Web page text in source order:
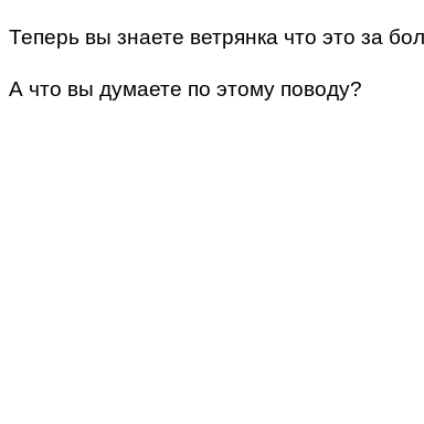
Теперь вы знаете ветрянка что это за
А что вы думаете по этому поводу?